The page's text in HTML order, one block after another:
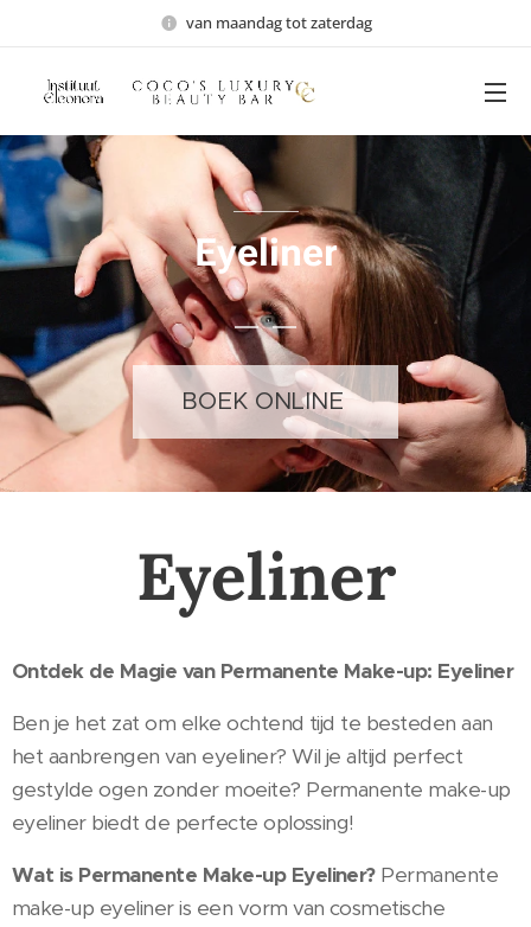
van maandag tot zaterdag
Eyeliner
BOEK ONLINE
Eyeliner
Ontdek de Magie van Permanente Make-up: Eyeliner
Ben je het zat om elke ochtend tijd te besteden aan
het aanbrengen van eyeliner? Wil je altijd perfect
gestylde ogen zonder moeite? Permanente make-up
eyeliner biedt de perfecte oplossing!
Wat is Permanente Make-up Eyeliner?Permanente
make-up eyeliner is een vorm van cosmetische